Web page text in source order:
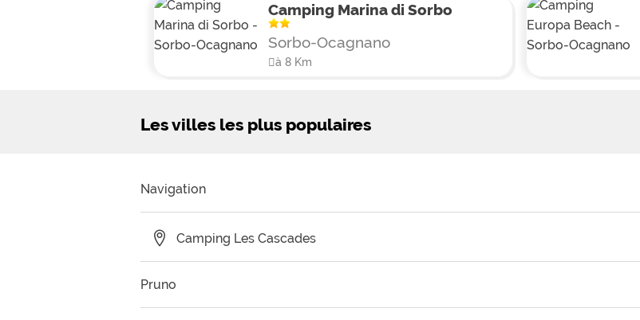
Camping Marina di Sorbo
Sorbo-Ocagnano
à 8 Km
Les villes les plus populaires
Navigation
Camping Les Cascades
Pruno